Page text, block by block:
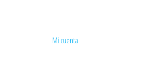
Mi cuenta